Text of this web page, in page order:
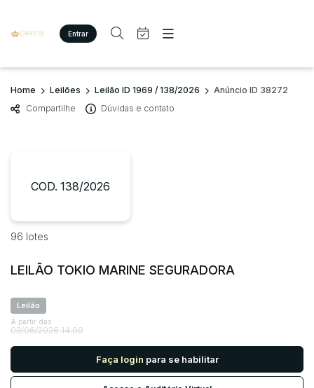
Entrar
Criar conta Entrar
Site
Agenda
Quem Somos
Imóveis
Veículos
Carros
Utilitário
Busca por palavra-chave
Bairro
Judiciais Extrajudiciais
R$
Quem Somos
Home Leilões Leilão ID 1969 / 138/2026
Anúncio ID 38272
Compartilhe
Dúvidas e contato
COD. 138/2026
96 lotes
LEILÃO TOKIO MARINE SEGURADORA
Leilão
A partir das
03/06/2026 14:00
Faça login para se habilitar